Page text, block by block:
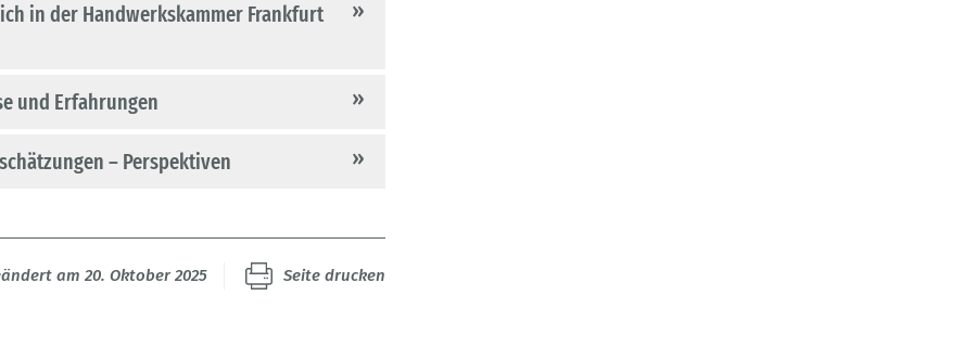
in der Handwerkskammer Frankfurt
und Erfahrungen
Eindrücke – Einschätzungen – Perspektiven
am 20. Oktober 2025 Seite drucken